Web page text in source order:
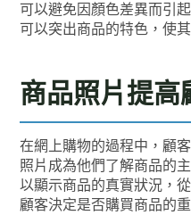
可以避免因顏色差異而引
可以突出商品的特色，使
商品照片提高
在網上購物的過程中，顧
照片成為他們了解商品的
以顯示商品的真實狀況，
顧客決定是否購買商品的